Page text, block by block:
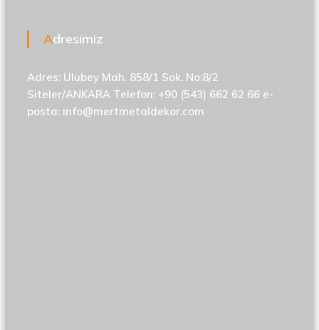
Adresimiz
Adres: Ulubey Mah. 858/1 Sok. No:8/2
Siteler/ANKARA Telefon: +90 (543) 662 62 66 e-
posta: info@mertmetaldekor.com